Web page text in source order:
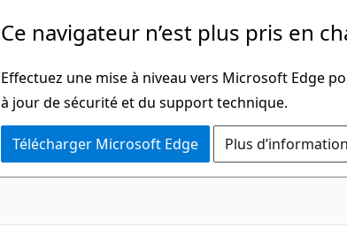
Ce navigateur n’est plus pris en
Effectuez une mise à niveau vers Microsoft Edge
à jour de sécurité et du support technique.
Télécharger Microsoft Edge Plus